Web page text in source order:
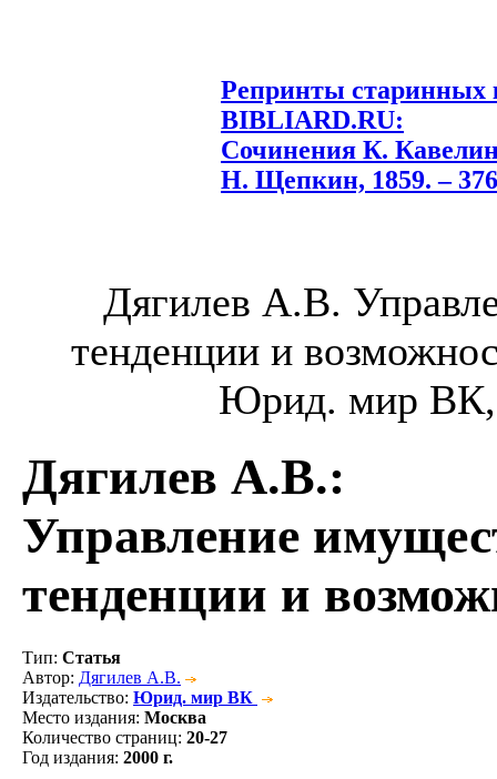
Репринты старинных
BIBLIARD.RU:
Сочинения К.
Н. Щепкин, 1859. –
Дягилев А.В.
тенденции и
Юрид. мир
Дягилев А.В.:
Управление
тенденции и
Тип: Статья
Автор: Дягилев А.В.
Издательство: Юрид. мир ВК
Место издания: Москва
Количество страниц: 20-27
Год издания: 2000 г.